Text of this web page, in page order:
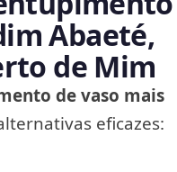
Abaeté,
de Mim
de vaso mais
eficazes: